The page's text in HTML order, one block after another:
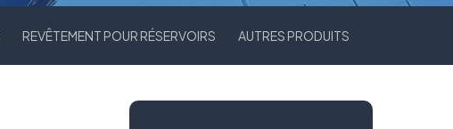
REVÊTEMENT POUR RÉSERVOIRS AUTRES PRODUITS